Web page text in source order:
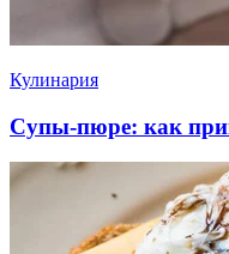
Кулинария
Супы-пюре: как